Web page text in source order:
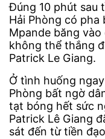
Đúng 10 phút sau
Hải Phòng có pha
Mpande băng
không thể thắng
Patrick Le Giang.
Ở tình huống
Phòng bất ngờ
tạt bóng hết sức
Patrick Lê Giang
sát đến từ tiền